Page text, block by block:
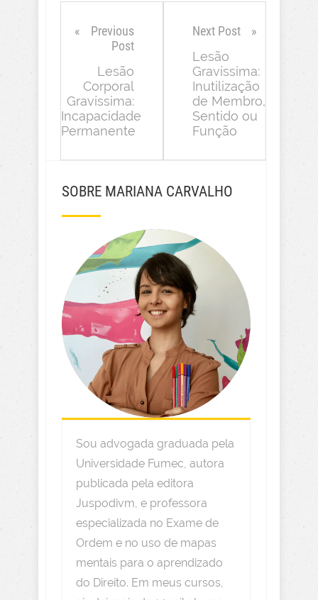
Previous
Post
Lesão
Corporal
Gravíssima:
Incapacidade
Permanente
Next Post
Lesão
Gravíssima:
Inutilização
de Membro,
Sentido ou
Função
SOBRE MARIANA CARVALHO
Sou advogada graduada pela
Universidade Fumec, autora
publicada pela editora
Juspodivm, e professora
especializada no Exame de
Ordem e no uso de mapas
mentais para o aprendizado
do Direito. Em meus cursos,